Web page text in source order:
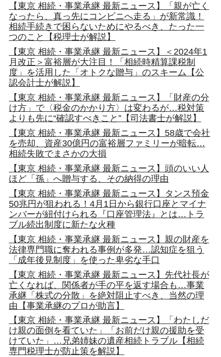
【東京 相続・事業承継 最新ニュース】「親が亡く
なったら、真っ先にコンビニへ走る」が新常識！
相続手続きで困らないためにやるべき、たった一
つのこと【税理士が解説】
【東京 相続・事業承継 最新ニュース】＜2024年1
月改正＞富裕層が大注目！「相続時精算課税制
度」を活用した「オトクな贈与」のスキーム【公
認会計士が解説】
【東京 相続・事業承継 最新ニュース】「財産の分
け方」で〈税金のかかり方〉は変わるが…税対策
よりも先に“確認すべきこと”【司法書士が解説】
【東京 相続・事業承継 最新ニュース】58歳で会社
を売却、資産30億円の富裕層ファミリーが暗転…
相続失敗でまさかの大損
【東京 相続・事業承継 最新ニュース】頭のいい人
ほど「孫」へ贈与する、その納得の理由
【東京 相続・事業承継 最新ニュース】タンス預金
50兆円が狙われる！4月1日から銀行口座とマイナ
ンバーが紐付けられる『口座管理法』とは…トラ
ブル続出制度に新たな火種
【東京 相続・事業承継 最新ニュース】親の財産を
法律専門職に奪われる事例が多発…認知症を狙う
「成年後見制度」を使った卑劣な手口
【東京 相続・事業承継 最新ニュース】先代社長が
亡くなれば、関係者が手の平を返す場合も…事業
承継「株式の分散」を絶対阻止すべき、当然の理
由【事業承継のプロが助言】
【東京 相続・事業承継 最新ニュース】「わたしだ
け親の面倒を看ていた」「お前だけ親の援助を受
けていた」…兄弟姉妹の遺産相続トラブル【相続
専門税理士が防止策を解説】